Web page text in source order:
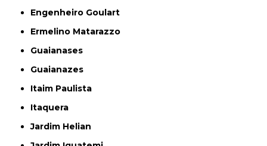
Engenheiro Goulart
Ermelino Matarazzo
Guaianases
Guaianazes
Itaim Paulista
Itaquera
Jardim Helian